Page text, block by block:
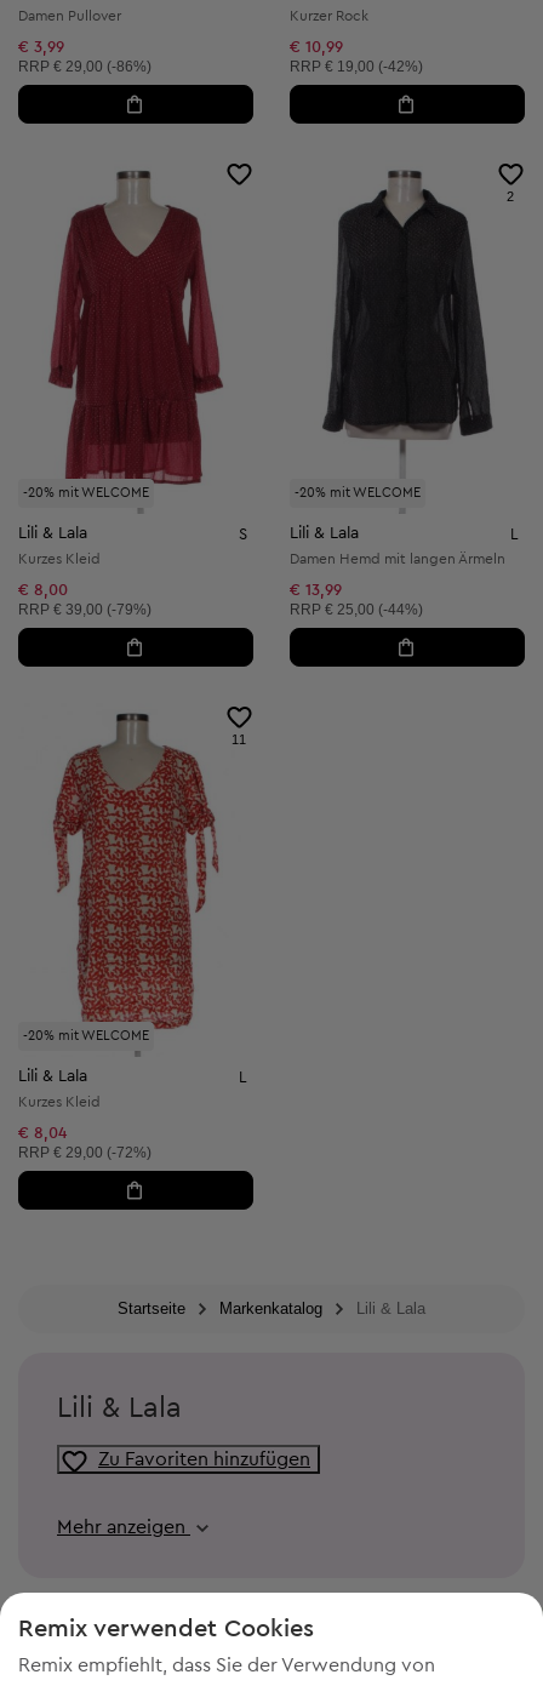
Damen Pullover
€ 3,99
Unverbindliche Preisempfehlung:
RRP € 29,00 (-86%)
Kurzer Rock
€ 10,99
Unverbindliche Preisempfehlung:
RRP € 19,00 (-42%)
-20% mit WELCOME
Lili & Lala S
Kurzes Kleid
€ 8,00
Unverbindliche Preisempfehlung:
RRP € 39,00 (-79%)
-20% mit WELCOME
2
Lili & Lala L
Damen Hemd mit langen Ärmeln
€ 13,99
Unverbindliche Preisempfehlung:
RRP € 25,00 (-44%)
-20% mit WELCOME
11
Lili & Lala
Kurzes Kleid
€ 8,04
Unverbindliche Preisempfehlung:
RRP € 29,00 (-72%)
Startseite Markenkatalog Lili & Lala
Lili & Lala
Zu Favoriten hinzufügen
Mehr anzeigen
Remix verwendet Cookies
Remix empfiehlt, dass Sie der Verwendung von